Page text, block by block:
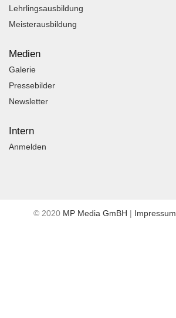
Lehrlingsausbildung
Meisterausbildung
Medien
Galerie
Pressebilder
Newsletter
Intern
Anmelden
© 2020 MP Media GmBH | Impressum